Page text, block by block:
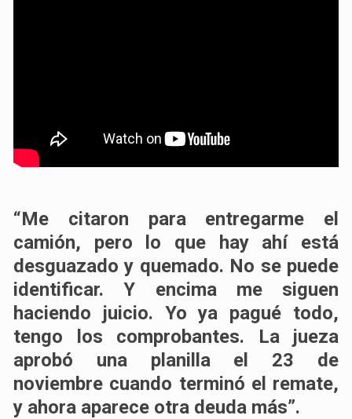
“Me citaron para entregarme el
camión, pero lo que hay ahí está
desguazado y quemado. No se puede
identificar. Y encima me siguen
haciendo juicio. Yo ya pagué todo,
tengo los comprobantes. La jueza
aprobó una planilla el 23 de
noviembre cuando terminó el remate,
y ahora aparece otra deuda más”.